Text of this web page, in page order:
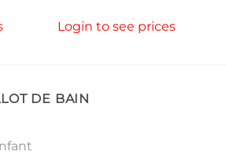
Login to see prices
DE BAIN